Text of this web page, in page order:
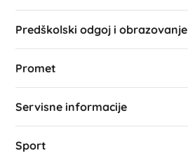
Predškolski odgoj i obrazovanje
Promet
Servisne informacije
Sport